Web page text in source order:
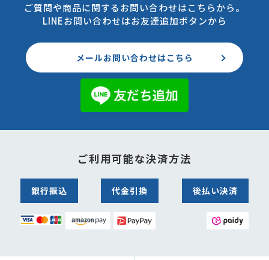
ご質問や商品に関するお問い合わせはこちらから。
LINEお問い合わせはお友達追加ボタンから
メールお問い合わせはこちら
ご利用可能な決済方法
銀行振込 代金引換 後払い決済